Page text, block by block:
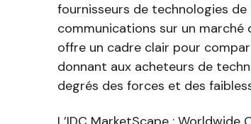
fournisseurs de technologies
communications sur un marché
offre un cadre clair pour
donnant aux acheteurs de
degrés des forces et des